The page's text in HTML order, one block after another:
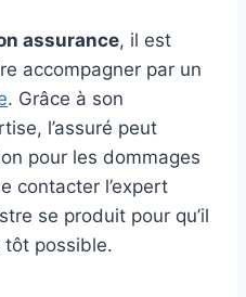
assurance, il est
accompagner par un
. Grâce à son
l’assuré peut
pour les dommages
contacter l’expert
se produit pour qu’il
tôt possible.